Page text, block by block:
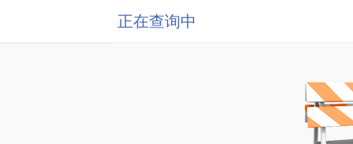
正在查询中